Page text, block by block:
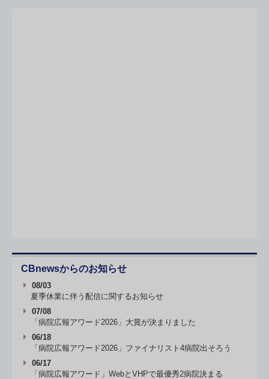
CBnewsからのお知らせ
08/03
夏季休業に伴う配信に関するお知らせ
07/08
「病院広報アワード2026」大賞が決まりました
06/18
「病院広報アワード2026」ファイナリスト4病院出そろう
06/17
「病院広報アワード」WebとVHPで最優秀2病院決まる